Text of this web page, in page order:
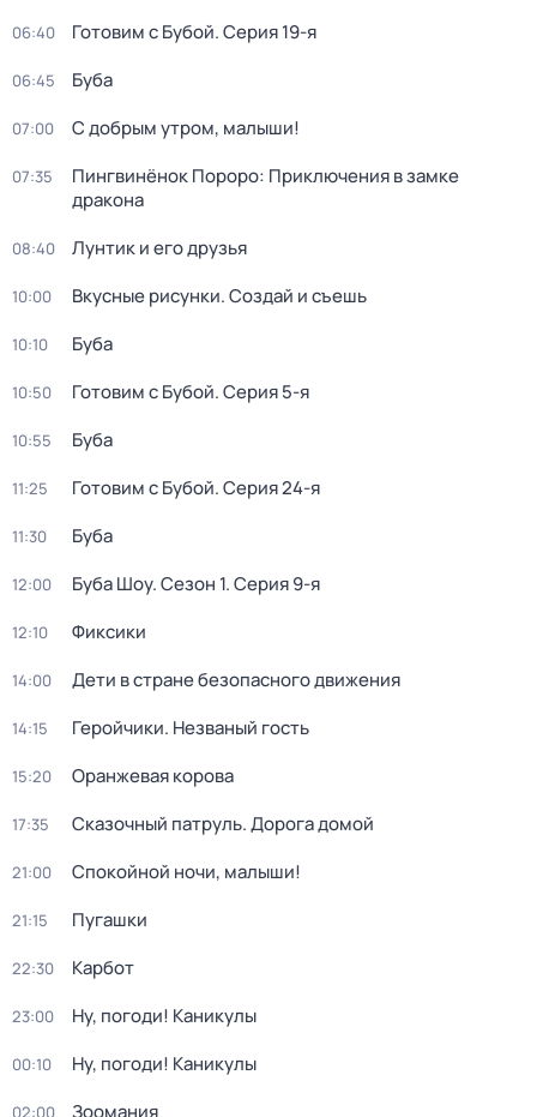
06:40 Готовим с Бубой. Серия 19-я
06:45 Буба
07:00 С добрым утром, малыши!
07:35
Пингвинёнок Пороро: Приключения в замке
дракона
08:40 Лунтик и его друзья
10:00 Вкусные рисунки. Создай и съешь
10:10 Буба
10:50 Готовим с Бубой. Серия 5-я
10:55 Буба
11:25 Готовим с Бубой. Серия 24-я
11:30 Буба
12:00 Буба Шоу. Сезон 1. Серия 9-я
12:10 Фиксики
14:00 Дети в стране безопасного движения
14:15 Геройчики. Незваный гость
15:20 Оранжевая корова
17:35 Сказочный патруль. Дорога домой
21:00 Спокойной ночи, малыши!
21:15 Пугашки
22:30 Карбот
23:00 Ну, погоди! Каникулы
00:10 Ну, погоди! Каникулы
02:00 Зоомания